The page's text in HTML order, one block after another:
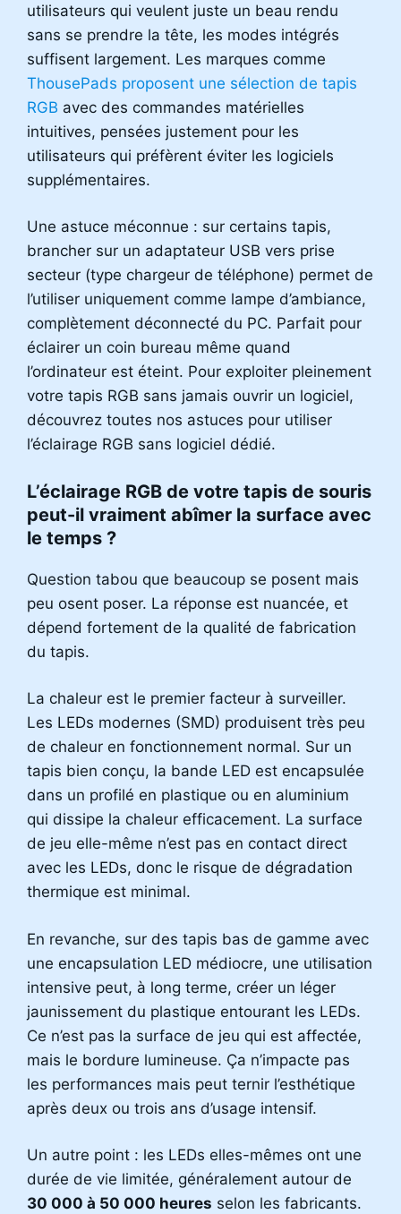
utilisateurs qui veulent juste un beau rendu
sans se prendre la tête, les modes intégrés
suffisent largement. Les marques comme
ThousePads proposent une sélection de tapis
RGB avec des commandes matérielles
intuitives, pensées justement pour les
utilisateurs qui préfèrent éviter les logiciels
supplémentaires.
Une astuce méconnue : sur certains tapis,
brancher sur un adaptateur USB vers prise
secteur (type chargeur de téléphone) permet de
l’utiliser uniquement comme lampe d’ambiance,
complètement déconnecté du PC. Parfait pour
éclairer un coin bureau même quand
l’ordinateur est éteint. Pour exploiter pleinement
votre tapis RGB sans jamais ouvrir un logiciel,
découvrez toutes nos astuces pour utiliser
l’éclairage RGB sans logiciel dédié.
L’éclairage RGB de votre tapis de souris
peut-il vraiment abîmer la surface avec
le temps ?
Question tabou que beaucoup se posent mais
peu osent poser. La réponse est nuancée, et
dépend fortement de la qualité de fabrication
du tapis.
La chaleur est le premier facteur à surveiller.
Les LEDs modernes (SMD) produisent très peu
de chaleur en fonctionnement normal. Sur un
tapis bien conçu, la bande LED est encapsulée
dans un profilé en plastique ou en aluminium
qui dissipe la chaleur efficacement. La surface
de jeu elle-même n’est pas en contact direct
avec les LEDs, donc le risque de dégradation
thermique est minimal.
En revanche, sur des tapis bas de gamme avec
une encapsulation LED médiocre, une utilisation
intensive peut, à long terme, créer un léger
jaunissement du plastique entourant les LEDs.
Ce n’est pas la surface de jeu qui est affectée,
mais le bordure lumineuse. Ça n’impacte pas
les performances mais peut ternir l’esthétique
après deux ou trois ans d’usage intensif.
Un autre point : les LEDs elles-mêmes ont une
durée de vie limitée, généralement autour de
30 000 à 50 000 heures selon les fabricants.